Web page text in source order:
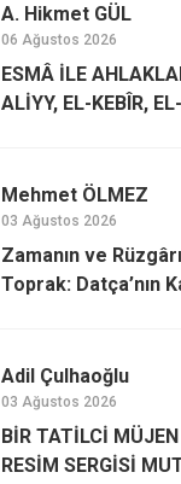
A. Hikmet GÜL
06 Ağustos 2026
ESMÂ İLE
ALİYY, EL-KEBÎR,
Mehmet ÖLMEZ
03 Ağustos 2026
Zamanın ve
Toprak: Datça’nın
Adil Çulhaoğlu
03 Ağustos 2026
BİR TATİLCİ
RESİM SERGİSİ